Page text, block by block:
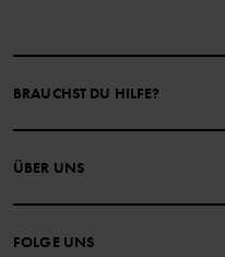
BRAUCHST DU HILFE?
NIMM KONTAKT ZU UNS AUF
HÄUFIG GESTELLTE FRAGEN
DATENSCHUTZRICHTLINIE
ÜBER UNS
FOLGE UNS